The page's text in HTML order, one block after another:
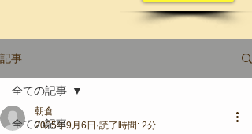
記事
全ての記事
全ての記事
朝倉
2025年9月6日 読了時間: 2分